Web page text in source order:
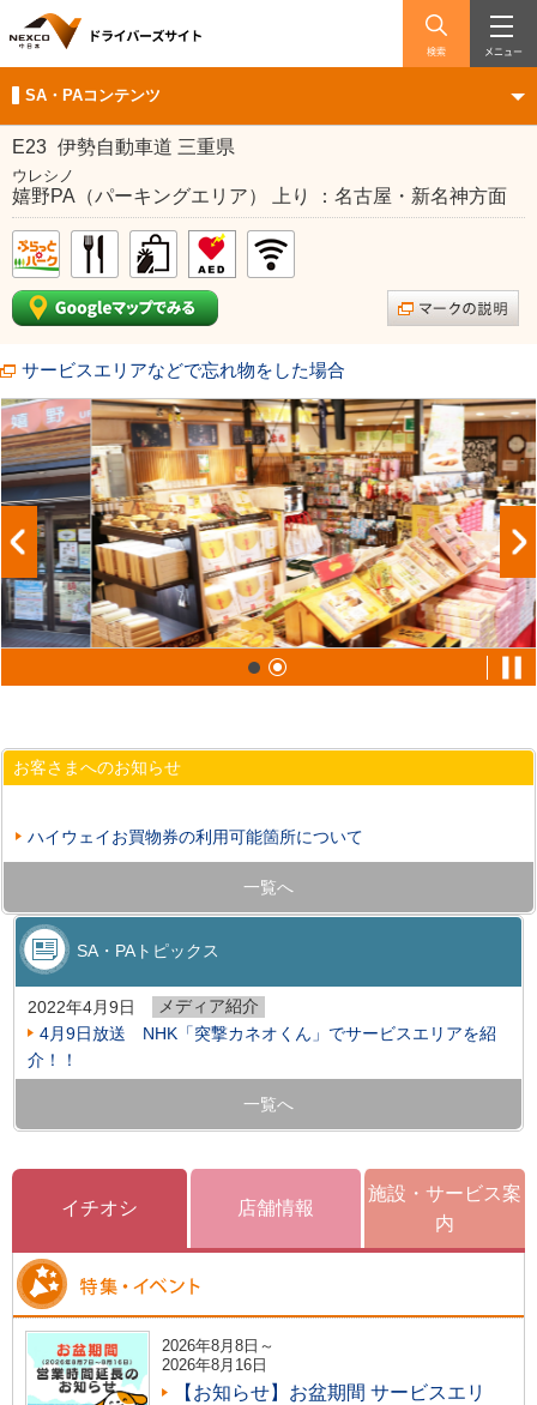
検索 メニュー
SA・PAコンテンツ
E23 伊勢自動車道 三重県
ウレシノ
嬉野PA（パーキングエリア） 上り ：名古屋・新名神方面
サービスエリアなどで忘れ物をした場合
お客さまへのお知らせ
ハイウェイお買物券の利用可能箇所について
一覧へ
SA・PAトピックス
2022年4月9日
メディア紹介
4月9日放送 NHK「突撃カネオくん」でサービスエリアを紹
介！！
一覧へ
イチオシ 店舗情報
施設・サービス案
内
2026年8月8日～
2026年8月16日
【お知らせ】お盆期間 サービスエリ